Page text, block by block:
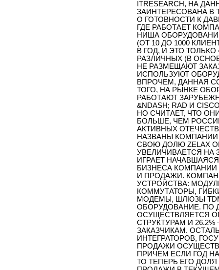
ITRESEARCH, НА
ЗАИНТЕРЕСОВАНА
О ГОТОВНОСТИ К
ГДЕ РАБОТАЕТ
НИША
(ОТ 10 ДО 1000
В ГОД, И ЭТО ТОЛЬКО
РАЗЛИЧНЫХ (В
НЕ РАЗМЕЩАЮТ
ИСПОЛЬЗУЮТ
ВПРОЧЕМ, ДАННАЯ
ТОГО, НА РЫНКЕ
РАБОТАЮТ
&NDASH; RAD И
НО СЧИТАЕТ, ЧТО
БОЛЬШЕ, ЧЕМ
АКТИВНЫХ
НАЗВАНЫ КОМПАНИИ
СВОЮ ДОЛЮ ZELAX
УВЕЛИЧИВАЕТСЯ НА
ИГРАЕТ
БИЗНЕСА
И ПРОДАЖИ.
УСТРОЙСТВА:
КОММУТАТОРЫ,
МОДЕМЫ, ШЛЮЗЫ
ОБОРУДОВАНИЕ. ПО
ОСУЩЕСТВЛЯЕТСЯ
СТРУКТУРАМ И
ЗАКАЗЧИКАМ.
ИНТЕГРАТОРОВ,
ПРОДАЖИ
ПРИЧЕМ ЕСЛИ ГОД
ТО ТЕПЕРЬ ЕГО